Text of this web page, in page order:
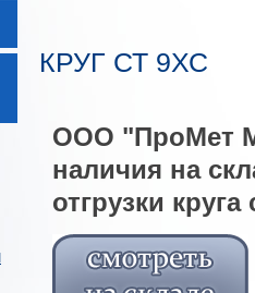
КРУГ СТ 9ХС
ООО "ПроМет М"
наличия на
отгрузки круга